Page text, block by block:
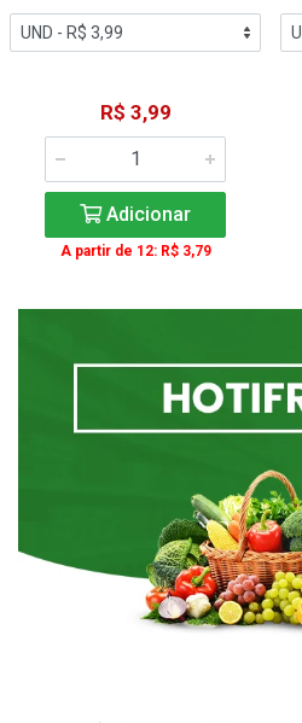
R$ 3,99
Adicionar
A partir de 12: R$ 3,79